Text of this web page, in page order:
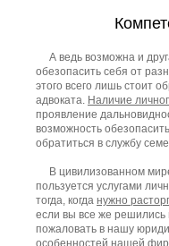
А ведь возможна и
обезопасить себя от
этого всего лишь стоит
адвоката. Наличие
проявление
возможность
обратиться в службу
В цивилизованном
пользуется услугами
тогда, когда нужно
если вы все же
пожаловать в нашу
особенностей нашей